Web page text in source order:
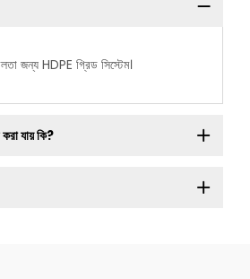
জন্য HDPE গ্রিড সিস্টেম।
যায় কি?